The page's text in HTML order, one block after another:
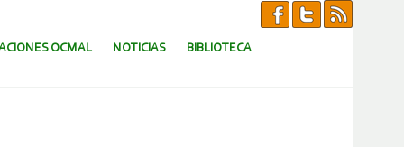
OCMAL NOTICIAS BIBLIOTECA